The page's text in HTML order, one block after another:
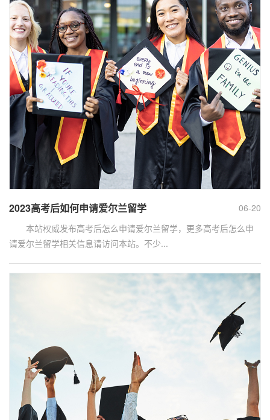
06-20
2023高考后如何申请爱尔兰留学
本站权威发布高考后怎么申请爱尔兰留学，更多高考后怎么申
请爱尔兰留学相关信息请访问本站。不少...